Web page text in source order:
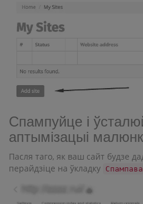
Спампуйце і
аптымізацыі
Пасля таго, як ваш сайт будзе
перайдзіце на ўкладку